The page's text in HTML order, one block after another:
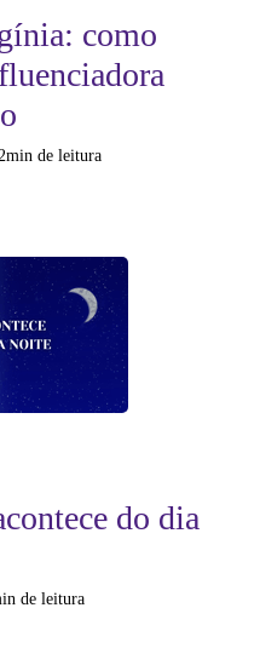
como
de leitura
do dia
de leitura